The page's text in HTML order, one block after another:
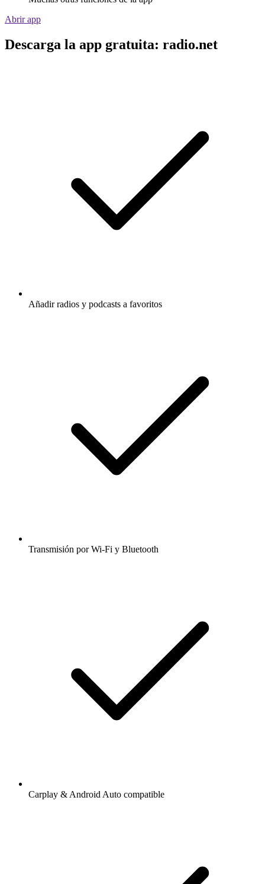
Abrir app
Descarga la app gratuita: radio.net
Añadir radios y podcasts a favoritos
Transmisión por Wi-Fi y Bluetooth
Carplay & Android Auto compatible